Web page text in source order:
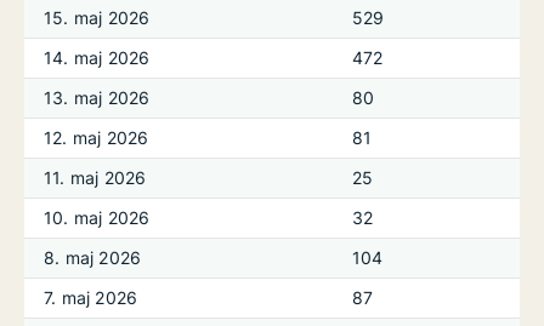
15. maj 2026
529
14. maj 2026
472
13. maj 2026
80
12. maj 2026
81
11. maj 2026
25
10. maj 2026
32
8. maj 2026
104
7. maj 2026
87